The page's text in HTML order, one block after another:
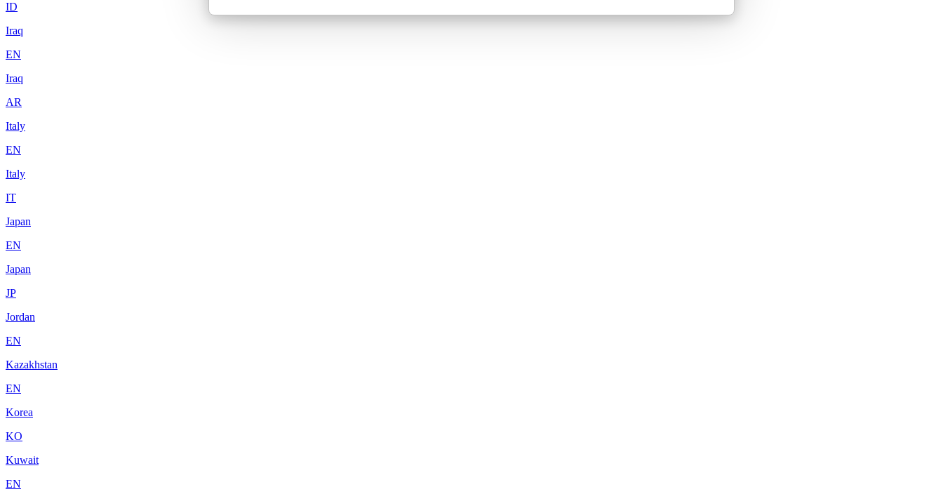
ID
Iraq
EN
Iraq
AR
Italy
EN
Italy
IT
Japan
EN
Japan
JP
Jordan
EN
Kazakhstan
EN
Korea
KO
Kuwait
EN